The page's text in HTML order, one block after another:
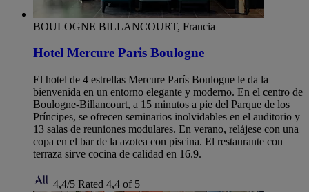
BOULOGNE BILLANCOURT, Francia
Hotel Mercure Paris Boulogne
El hotel de 4 estrellas Mercure París Boulogne le da la
bienvenida en un entorno elegante y moderno. En el centro de
Boulogne-Billancourt, a 15 minutos a pie del Parque de los
Príncipes, se ofrecen seminarios inolvidables en el auditorio y
13 salas de reuniones modulares. En verano, relájese con una
copa en el bar de la azotea con piscina. El restaurante con
terraza sirve cocina de calidad en 16.9.
4,4/5 Rated 4,4 of 5